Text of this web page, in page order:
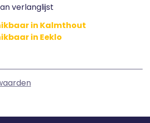
verlanglijst
in Kalmthout
in Eeklo